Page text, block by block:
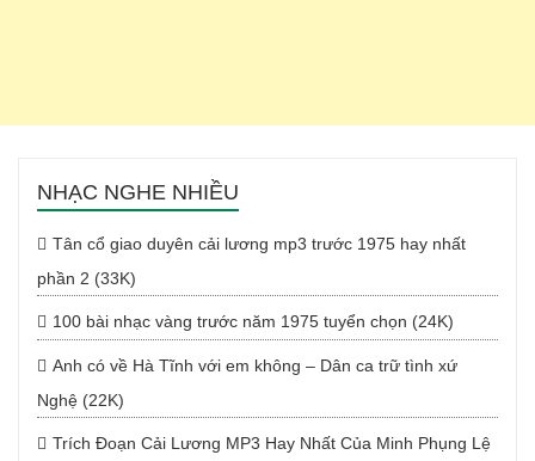
NHẠC NGHE NHIỀU
Tân cổ giao duyên cải lương mp3 trước 1975 hay nhất
phần 2 (33K)
100 bài nhạc vàng trước năm 1975 tuyển chọn (24K)
Anh có về Hà Tĩnh với em không – Dân ca trữ tình xứ
Nghệ (22K)
Trích Đoạn Cải Lương MP3 Hay Nhất Của Minh Phụng Lệ